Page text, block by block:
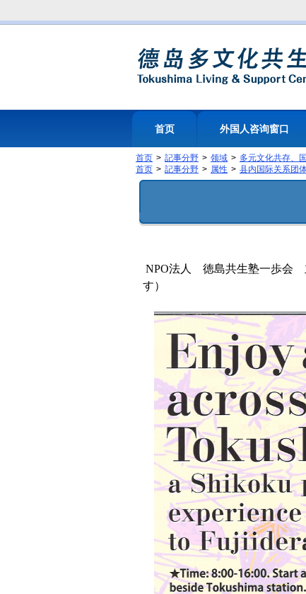
首页 外国人咨询窗口
首页 記事分野 领域
多元文化共存、
首页
記事分野 属性 县内国际关系团
NPO法人 徳島共生塾一歩会
す）